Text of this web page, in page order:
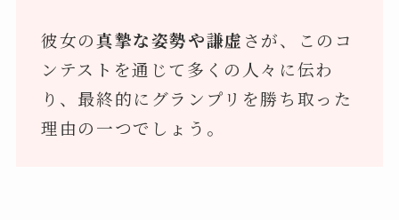
彼女の真摯な姿勢や謙虚 さが、このコ
ンテストを通じて多くの人々に伝わ
り、最終的にグランプリを勝ち取った
理由の一つでしょう。